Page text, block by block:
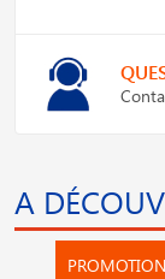
A
PROMOTION